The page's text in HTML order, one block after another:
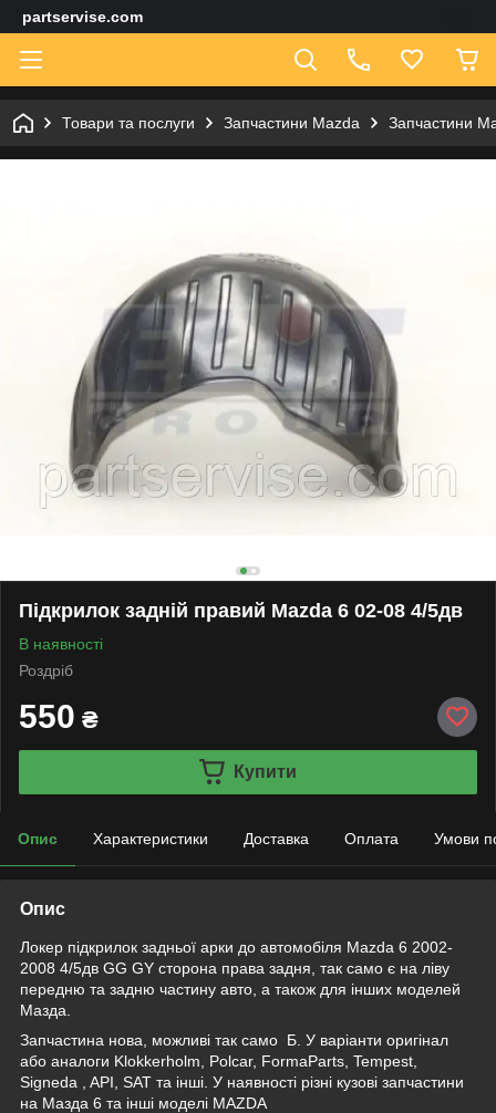
partservise.com
Товари та послуги Запчастини Mazda Запчастини
Підкрилок задній правий Mazda 6 02-08 4/5дв
В наявності
Роздріб
550 ₴
Купити
Опис Характеристики Доставка Оплата Умови
Опис
Локер підкрилок задньої арки до автомобіля Mazda 6 2002-
2008 4/5дв GG GY сторона права задня, так само є на ліву
передню та задню частину авто, а також для інших моделей
Мазда.
Запчастина нова, можливі так само Б. У варіанти оригінал
або аналоги Klokkerholm, Polcar, FormaParts, Tempest,
Signeda , API, SAT та інші. У наявності різні кузові запчастини
на Мазда 6 та інші моделі MAZDA